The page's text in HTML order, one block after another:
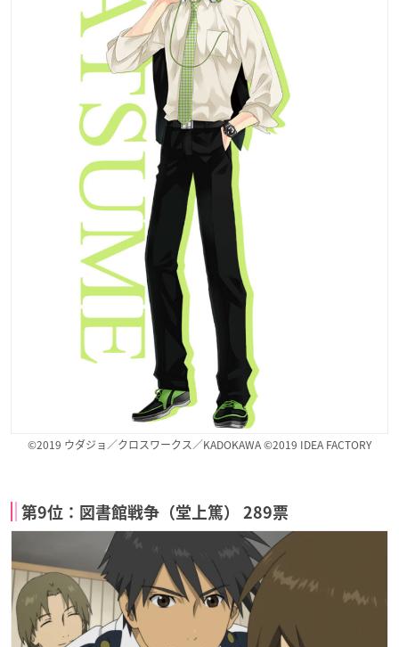
©2019 ウダジョ／クロスワークス／KADOKAWA ©2019 IDEA FACTORY
第9位：図書館戦争（堂上篤） 289票